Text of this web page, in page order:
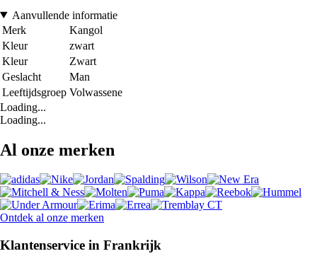
Aanvullende informatie
Merk
Kangol
Kleur
zwart
Kleur
Zwart
Geslacht
Man
Leeftijdsgroep Volwassene
Loading...
Loading...
Al onze merken
Ontdek al onze merken
Klantenservice in Frankrijk